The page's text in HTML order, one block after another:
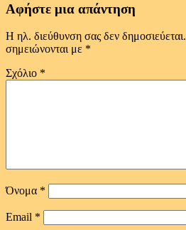
Αφήστε μια απάντηση
Η ηλ. διεύθυνση σας δεν δημοσιεύεται.
σημειώνονται με *
Σχόλιο *
Όνομα *
Email *